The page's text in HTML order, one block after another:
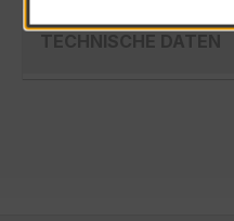
TECHNISCHE DATEN